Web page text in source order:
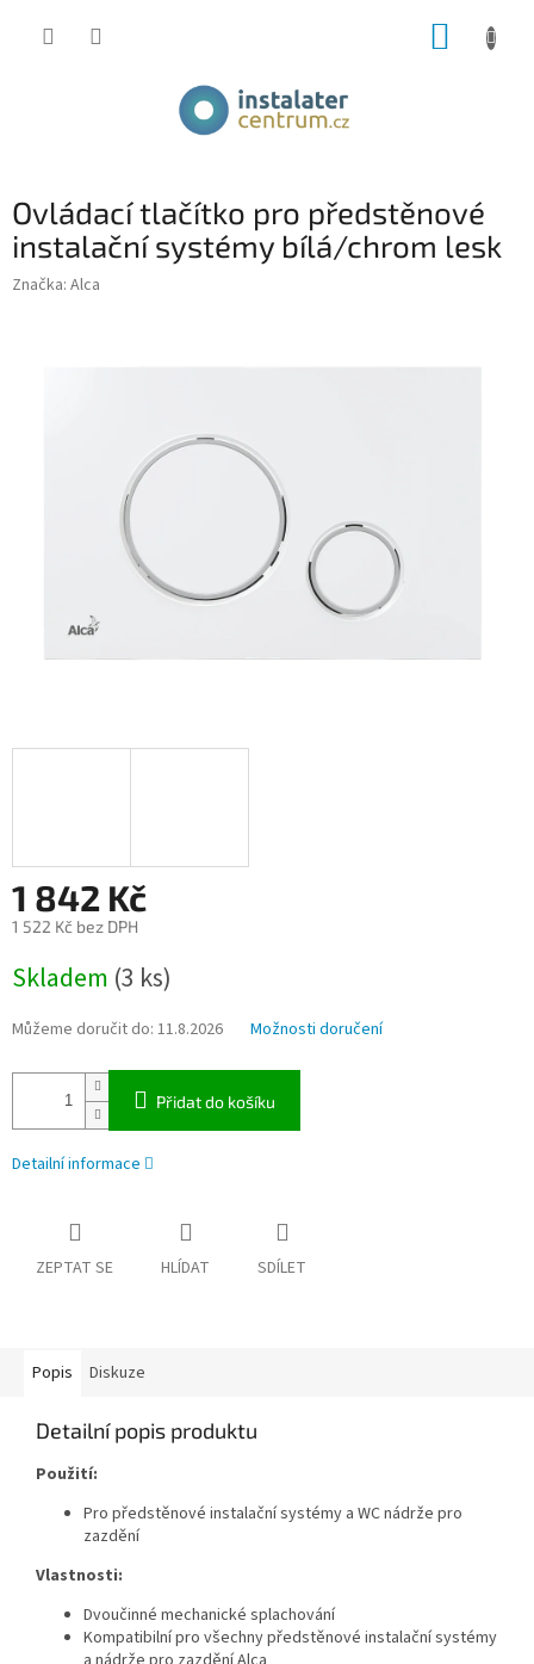
Ovládací tlačítko pro předstěnové
instalační systémy bílá/chrom lesk
Značka: Alca
1 842 Kč
1 522 Kč bez DPH
cena:
Skladem (3 ks)
Můžeme doručit do: 11.8.2026 Možnosti doručení
Přidat do košíku
Detailní informace
ZEPTAT SE HLÍDAT SDÍLET
Popis Diskuze
Detailní popis produktu
Použití:
Pro předstěnové instalační systémy a WC nádrže pro
zazdění
Vlastnosti:
Dvoučinné mechanické splachování
Kompatibilní pro všechny předstěnové instalační systémy